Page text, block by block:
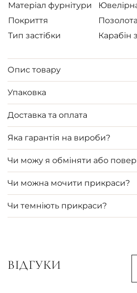
Матеріал фурнітури
Покриття
Тип застібки
Карабін
Опис товару
Упаковка
Доставка та оплата
Яка гарантія на вироби?
Чи можу я обміняти або
Чи можна мочити прикраси?
Чи темніють прикраси?
ВІДГУКИ